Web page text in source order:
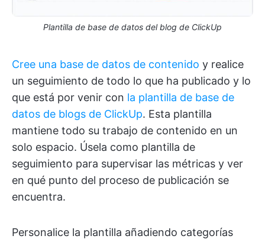
Plantilla de base de datos del blog de ClickUp
Cree una base de datos de contenido y realice
un seguimiento de todo lo que ha publicado y lo
que está por venir con la plantilla de base de
datos de blogs de ClickUp. Esta plantilla
mantiene todo su trabajo de contenido en un
solo espacio. Úsela como plantilla de
seguimiento para supervisar las métricas y ver
en qué punto del proceso de publicación se
encuentra.
Personalice la plantilla añadiendo categorías